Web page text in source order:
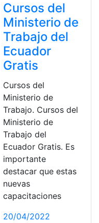
Cursos del
Ministerio de
Trabajo del
Ecuador
Gratis
Cursos del
Ministerio de
Trabajo. Cursos del
Ministerio de
Trabajo del
Ecuador Gratis. Es
importante
destacar que estas
nuevas
capacitaciones
20/04/2022